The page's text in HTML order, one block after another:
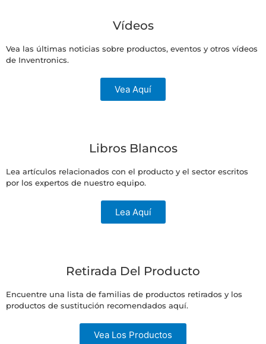
Vídeos
Vea las últimas noticias sobre productos, eventos y otros vídeos
de Inventronics.
Vea Aquí
Libros Blancos
Lea artículos relacionados con el producto y el sector escritos
por los expertos de nuestro equipo.
Lea Aquí
Retirada Del Producto
Encuentre una lista de familias de productos retirados y los
productos de sustitución recomendados aquí.
Vea Los Productos